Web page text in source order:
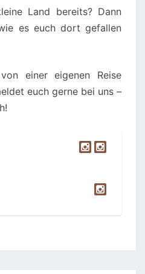
Land bereits? Dann
es euch dort gefallen
einer eigenen Reise
euch gerne bei uns –